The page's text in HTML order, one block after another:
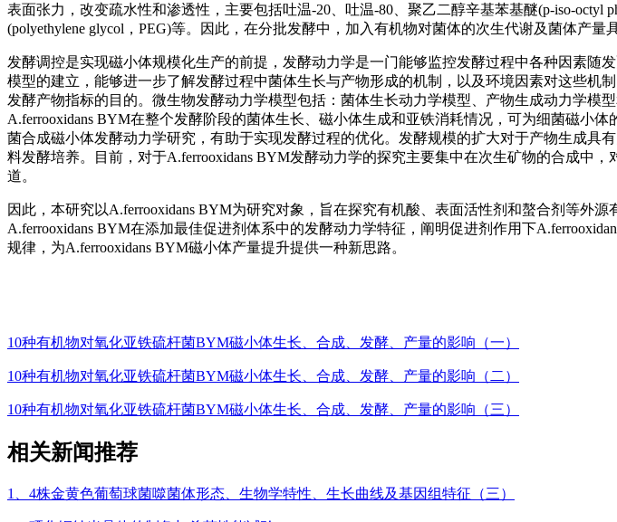
表面张力，改变疏水性和渗透性，主要包括吐温-20、吐温-80、聚乙二醇辛基苯基醚(p-iso-octyl
(polyethylene glycol，PEG)等。因此，在分批发酵中，加入有机物对菌体的次生代谢及菌体产量
发酵调控是实现磁小体规模化生产的前提，发酵动力学是一门能够监控发酵过程中各种因素随
模型的建立，能够进一步了解发酵过程中菌体生长与产物形成的机制，以及环境因素对这些机
发酵产物指标的目的。微生物发酵动力学模型包括：菌体生长动力学模型、产物生成动力学模
A.ferrooxidans BYM在整个发酵阶段的菌体生长、磁小体生成和亚铁消耗情况，可为细菌磁小
菌合成磁小体发酵动力学研究，有助于实现发酵过程的优化。发酵规模的扩大对于产物生成具
料发酵培养。目前，对于A.ferrooxidans BYM发酵动力学的探究主要集中在次生矿物的合成中
道。
因此，本研究以A.ferrooxidans BYM为研究对象，旨在探究有机酸、表面活性剂和螯合剂等外
A.ferrooxidans BYM在添加最佳促进剂体系中的发酵动力学特征，阐明促进剂作用下
规律，为A.ferrooxidans BYM磁小体产量提升提供一种新思路。
10种有机物对氧化亚铁硫杆菌BYM磁小体生长、合成、发酵、产量的影响（一）
10种有机物对氧化亚铁硫杆菌BYM磁小体生长、合成、发酵、产量的影响（二）
10种有机物对氧化亚铁硫杆菌BYM磁小体生长、合成、发酵、产量的影响（三）
相关新闻推荐
1、​4株金黄色葡萄球菌噬菌体形态、生物学特性、生长曲线及基因组特征（三）